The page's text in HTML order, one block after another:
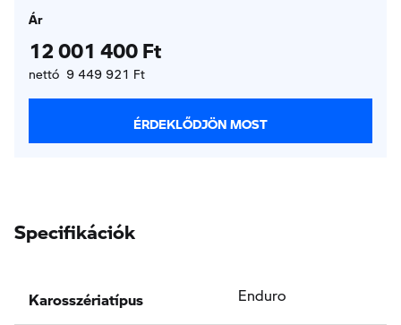
Ár
12 001 400 Ft
nettó 9 449 921 Ft
ÉRDEKLŐDJÖN MOST
Specifikációk
Karosszériatípus Enduro